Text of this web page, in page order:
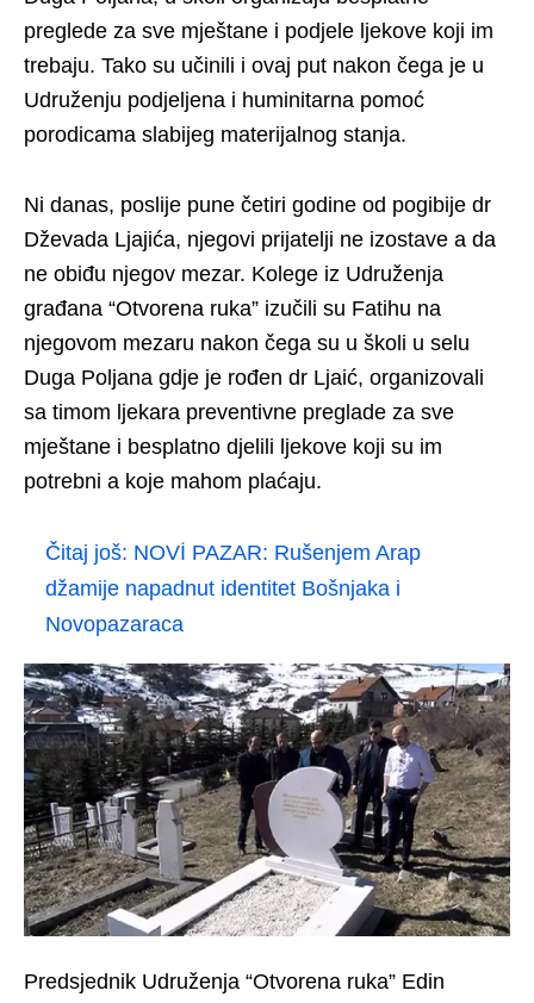
preglede za sve mještane i podjele ljekove koji im
trebaju. Tako su učinili i ovaj put nakon čega je u
Udruženju podjeljena i huminitarna pomoć
porodicama slabijeg materijalnog stanja.
Ni danas, poslije pune četiri godine od pogibije dr
Dževada Ljajića, njegovi prijatelji ne izostave a da
ne obiđu njegov mezar. Kolege iz Udruženja
građana “Otvorena ruka” izučili su Fatihu na
njegovom mezaru nakon čega su u školi u selu
Duga Poljana gdje je rođen dr Ljaić, organizovali
sa timom ljekara preventivne preglade za sve
mještane i besplatno djelili ljekove koji su im
potrebni a koje mahom plaćaju.
Čitaj još: NOVİ PAZAR: Rušenjem Arap
džamije napadnut identitet Bošnjaka i
Novopazaraca
Predsjednik Udruženja “Otvorena ruka” Edin